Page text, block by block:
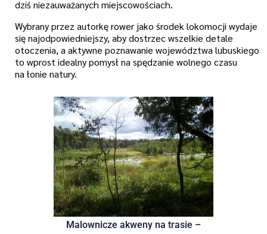
dziś niezauważanych miejscowościach.
Wybrany przez autorkę rower jako środek lokomocji wydaje
się najodpowiedniejszy, aby dostrzec wszelkie detale
otoczenia, a aktywne poznawanie województwa lubuskiego
to wprost idealny pomysł na spędzanie wolnego czasu
na łonie natury.
Malownicze akweny na trasie –